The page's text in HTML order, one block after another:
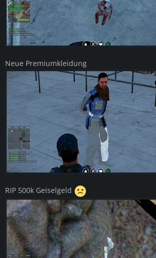
Neue Premiumkleidung
RIP 500k Geiselgeld